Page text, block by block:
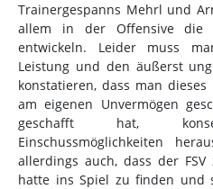
Trainergespanns Mehrl und
allem in der Offensive die
entwickeln. Leider muss
Leistung und den äußerst
konstatieren, dass man
am eigenen Unvermögen
geschafft hat,
Einschussmöglichkeiten
allerdings auch, dass der
hatte ins Spiel zu finden und